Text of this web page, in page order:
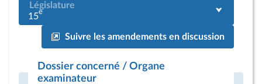
Législature
15e
Suivre les amendements en discussion
Dossier concerné / Organe
examinateur